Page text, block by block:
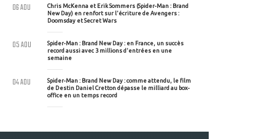
Chris McKenna et Erik Sommers (Spider-Man : Brand
New Day) en renfort sur l'écriture de Avengers :
Doomsday et Secret Wars
06 AOU
Spider-Man : Brand New Day : en France, un succès
record aussi avec 3 millions d'entrées en une
semaine
05 AOU
Spider-Man : Brand New Day : comme attendu, le film
de Destin Daniel Cretton dépasse le milliard au box-
office en un temps record
04 AOU